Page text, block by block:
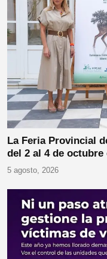
La Feria Provincial
del 2 al 4 de
5 agosto, 2026